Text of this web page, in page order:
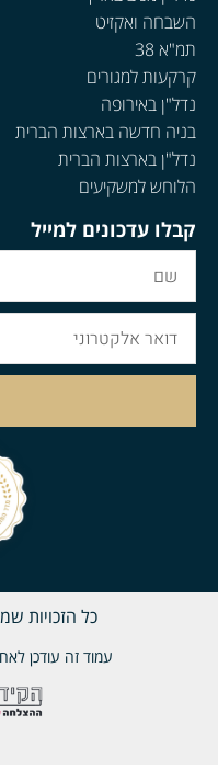
השבחה ואקזיט
תמ"א 38
קרקעות למגורים
נדל"ן באירופה
בניה חדשה בארצות הברית
נדל"ן בארצות הברית
הלוחש למשקיעים
קבלו עדכונים למייל
כל הזכויות
עמוד זה עודכן לאחרונה